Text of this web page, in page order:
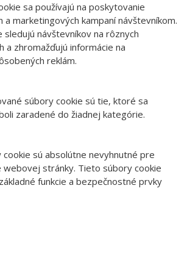
sa používajú na poskytovanie
a marketingových kampaní návštevníkom.
návštevníkov na rôznych
a zhromažďujú informácie na
reklám.
súbory cookie sú tie, ktoré sa
zaradené do žiadnej kategórie.
sú absolútne nevyhnutné pre
webovej stránky. Tieto súbory cookie
funkcie a bezpečnostné prvky